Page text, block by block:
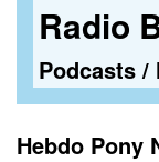
Radio
Podcasts/
Hebdo Pony